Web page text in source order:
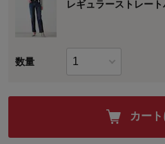
レギュラーストレート
数量
カー